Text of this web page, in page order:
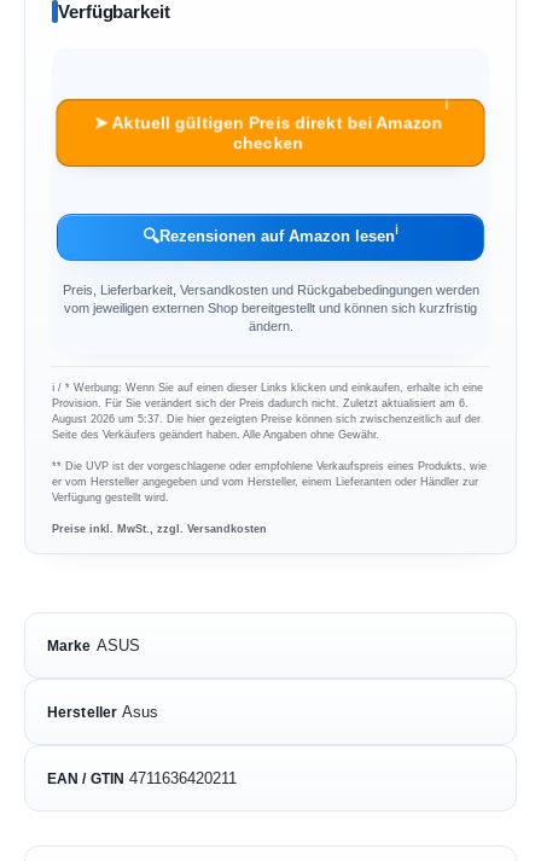
Verfügbarkeit
➤ Aktuell gültigen Preis direkt bei Amazon
checken
ℹ︎
🔍Rezensionen auf Amazon lesenℹ︎
Preis, Lieferbarkeit, Versandkosten und Rückgabebedingungen werden
vom jeweiligen externen Shop bereitgestellt und können sich kurzfristig
ändern.
ℹ︎ / * Werbung: Wenn Sie auf einen dieser Links klicken und einkaufen, erhalte ich eine
Provision. Für Sie verändert sich der Preis dadurch nicht. Zuletzt aktualisiert am 6.
August 2026 um 5:37. Die hier gezeigten Preise können sich zwischenzeitlich auf der
Seite des Verkäufers geändert haben. Alle Angaben ohne Gewähr.
** Die UVP ist der vorgeschlagene oder empfohlene Verkaufspreis eines Produkts, wie
er vom Hersteller angegeben und vom Hersteller, einem Lieferanten oder Händler zur
Verfügung gestellt wird.
Preise inkl. MwSt., zzgl. Versandkosten
Marke ASUS
Hersteller Asus
EAN / GTIN 4711636420211